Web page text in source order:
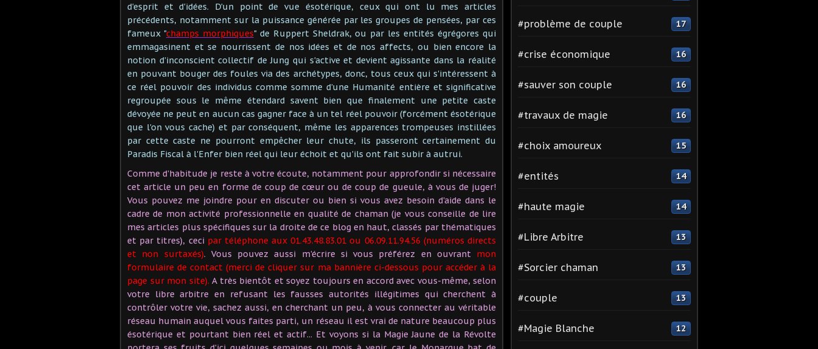
d'esprit et d'idées. D'un point de vue ésotérique, ceux qui ont lu mes articles
précédents, notamment sur la puissance générée par les groupes de pensées, par ces
fameux "champs morphiques" de Ruppert Sheldrak, ou par les entités égrégores qui
emmagasinent et se nourrissent de nos idées et de nos affects, ou bien encore la
notion d'inconscient collectif de Jung qui s'active et devient agissante dans la réalité
en pouvant bouger des foules via des archétypes, donc, tous ceux qui s'intéressent à
ce réel pouvoir des individus comme somme d'une Humanité entière et significative
regroupée sous le même étendard savent bien que finalement une petite caste
dévoyée ne peut en aucun cas gagner face à un tel réel pouvoir (forcément ésotérique
que l'on vous cache) et par conséquent, même les apparences trompeuses instillées
par cette caste ne pourront empêcher leur chute, ils passeront certainement du
Paradis Fiscal à l'Enfer bien réel qui leur échoit et qu'ils ont fait subir à autrui.
Comme d'habitude je reste à votre écoute, notamment pour approfondir si nécessaire
cet article un peu en forme de coup de cœur ou de coup de gueule, à vous de juger!
Vous pouvez me joindre pour en discuter ou bien si vous avez besoin d'aide dans le
cadre de mon activité professionnelle en qualité de chaman (je vous conseille de lire
mes articles plus spécifiques sur la droite de ce blog en haut, classés par thématiques
et par titres), ceci par téléphone aux 01.43.48.83.01 ou 06.09.11.94.56 (numéros directs
et non surtaxés). Vous pouvez aussi m'écrire si vous préférez en ouvrant mon
formulaire de contact (merci de cliquer sur ma bannière ci-dessous pour accéder à la
page sur mon site). A très bientôt et soyez toujours en accord avec vous-même, selon
votre libre arbitre en refusant les fausses autorités illégitimes qui cherchent à
contrôler votre vie, sachez aussi, en cherchant un peu, à vous connecter au véritable
réseau humain auquel vous faites parti, un réseau il est vrai de nature beaucoup plus
ésotérique et pourtant bien réel et actif... Et voyons si la Magie Jaune de la Révolte
#problème de couple 17
#crise économique 16
#sauver son couple 16
#travaux de magie 16
#choix amoureux 15
#entités 14
#haute magie 14
#Libre Arbitre 13
#Sorcier chaman 13
#couple 13
#Magie Blanche 12